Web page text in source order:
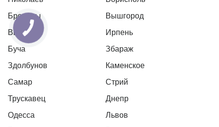
Бровары
Вышгород
Вышневе
Ирпень
Буча
Збараж
Здолбунов
Каменское
Самар
Стрий
Трускавец
Днепр
Одесса
Львов